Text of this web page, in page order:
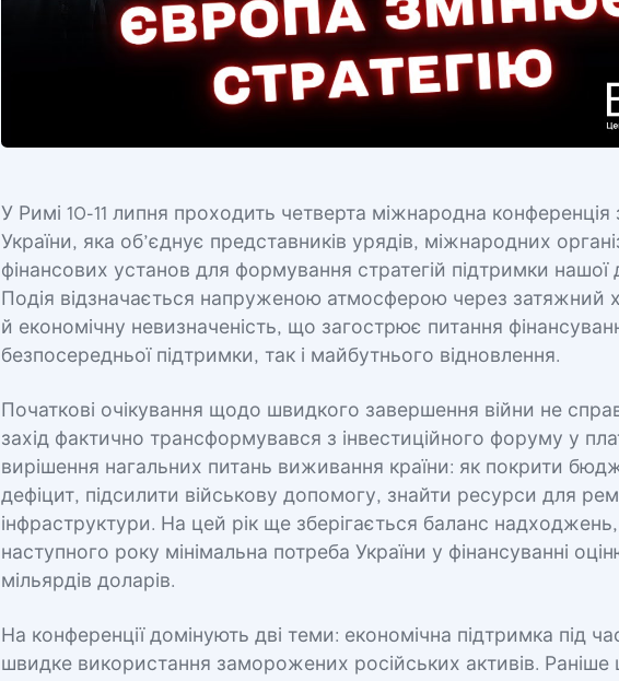
У Римі 10-11 липня проходить четверта міжнародна конференція
України, яка об’єднує представників урядів, міжнародних
фінансових установ для формування стратегій підтримки
Подія відзначається напруженою атмосферою через затяжний
й економічну невизначеність, що загострює питання
безпосередньої підтримки, так і майбутнього відновлення.
Початкові очікування щодо швидкого завершення війни не
захід фактично трансформувався з інвестиційного форуму у
вирішення нагальних питань виживання країни: як покрити
дефіцит, підсилити військову допомогу, знайти ресурси для
інфраструктури. На цей рік ще зберігається баланс
наступного року мінімальна потреба України у фінансуванні
мільярдів доларів.
На конференції домінують дві теми: економічна підтримка під
швидке використання заморожених російських активів. Раніше